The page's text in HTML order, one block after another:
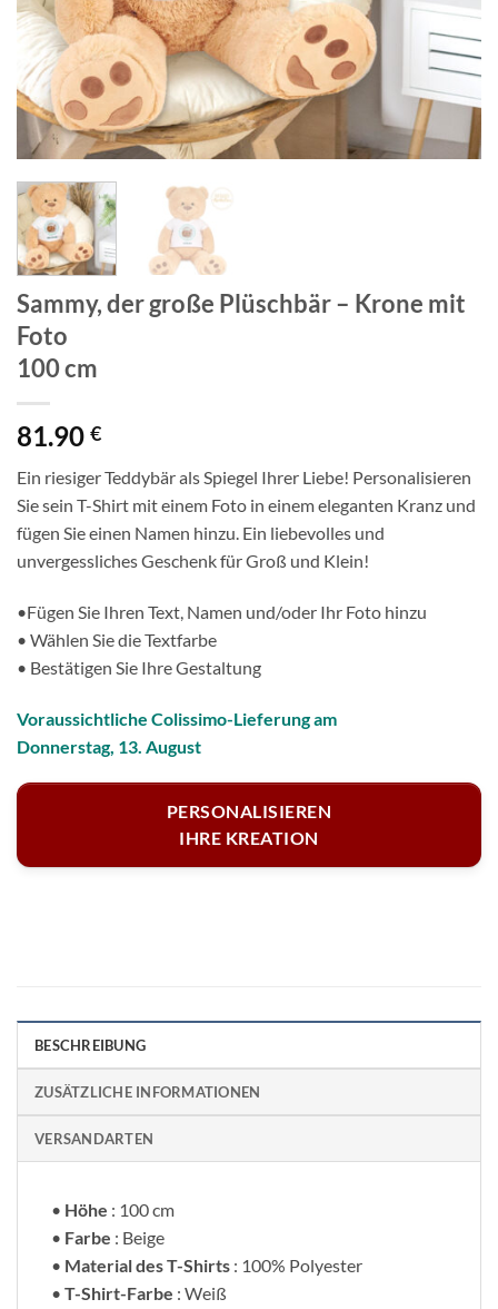
Sammy, der große Plüschbär – Krone mit
Foto
100 cm
81.90 €
Ein riesiger Teddybär als Spiegel Ihrer Liebe! Personalisieren
Sie sein T-Shirt mit einem Foto in einem eleganten Kranz und
fügen Sie einen Namen hinzu. Ein liebevolles und
unvergessliches Geschenk für Groß und Klein!
•Fügen Sie Ihren Text, Namen und/oder Ihr Foto hinzu
• Wählen Sie die Textfarbe
• Bestätigen Sie Ihre Gestaltung
Voraussichtliche Colissimo-Lieferung am
Donnerstag, 13. August
PERSONALISIEREN
IHRE KREATION
BESCHREIBUNG
ZUSÄTZLICHE INFORMATIONEN
VERSANDARTEN
• Höhe : 100 cm
• Farbe : Beige
• Material des T-Shirts : 100% Polyester
• T-Shirt-Farbe : Weiß